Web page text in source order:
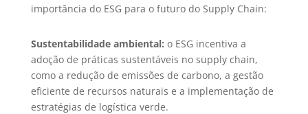
importância do ESG para o futuro do Supply Chain:
Sustentabilidade ambiental: o ESG incentiva a
adoção de práticas sustentáveis no supply chain,
como a redução de emissões de carbono, a gestão
eficiente de recursos naturais e a implementação de
estratégias de logística verde.